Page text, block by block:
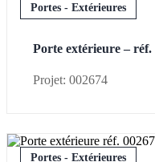
Portes - Extérieures
Porte extérieure – réf.
Projet: 002674
Portes - Extérieures